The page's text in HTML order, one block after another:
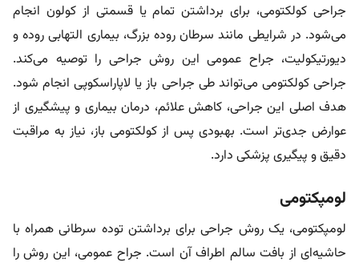
جراحی کولکتومی، برای برداشتن تمام یا قسمتی از کولون انجام
می‌‌شود. در شرایطی مانند سرطان روده بزرگ، بیماری التهابی روده و
دیورتیکولیت، جراح عمومی این روش جراحی را توصیه می‌کند.
جراحی کولکتومی می‌تواند طی جراحی باز یا لاپاراسکوپی انجام شود.
هدف اصلی این جراحی، کاهش علائم، درمان بیماری و پیشگیری از
عوارض جدی‌تر است. بهبودی پس از کولکتومی باز، نیاز به مراقبت
دقیق و پیگیری پزشکی دارد.
لومپکتومی
لومپکتومی، یک روش جراحی برای برداشتن توده سرطانی همراه با
حاشیه‌ای از بافت سالم اطراف آن است. جراح عمومی، این روش را